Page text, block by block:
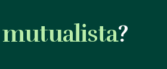
mutualista?